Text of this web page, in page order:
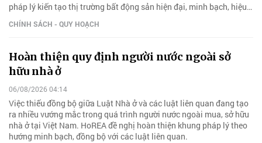
pháp lý kiến tạo thị trường bất động sản hiện đại, minh bạch, hiệu
quả.
CHÍNH SÁCH - QUY HOẠCH
Hoàn thiện quy định người nước ngoài sở
hữu nhà ở
06/08/2026 04:14
Việc thiếu đồng bộ giữa Luật Nhà ở và các luật liên quan đang tạo
ra nhiều vướng mắc trong quá trình người nước ngoài mua, sở hữu
nhà ở tại Việt Nam. HoREA đề nghị hoàn thiện khung pháp lý theo
hướng minh bạch, đồng bộ với các luật liên quan.